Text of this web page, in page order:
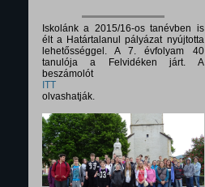
Iskolánk a 2015/16-os tanévben is
élt a Határtalanul pályázat nyújtotta
lehetősséggel. A 7. évfolyam 40
tanulója a Felvidéken járt. A
beszámolót
ITT
olvashatják.